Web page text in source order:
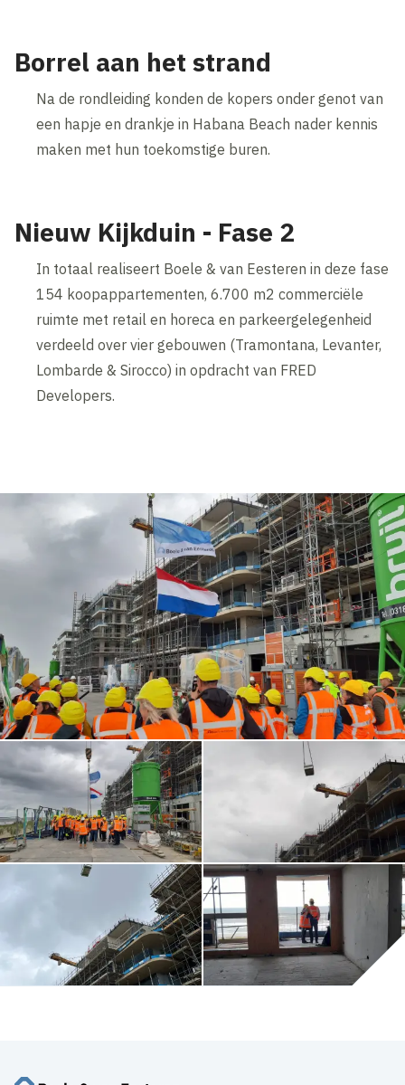
Borrel aan het strand
Na de rondleiding konden de kopers onder genot van
een hapje en drankje in Habana Beach nader kennis
maken met hun toekomstige buren.
Nieuw Kijkduin - Fase 2
In totaal realiseert Boele & van Eesteren in deze fase
154 koopappartementen, 6.700 m2 commerciële
ruimte met retail en horeca en parkeergelegenheid
verdeeld over vier gebouwen (Tramontana, Levanter,
Lombarde & Sirocco) in opdracht van FRED
Developers.